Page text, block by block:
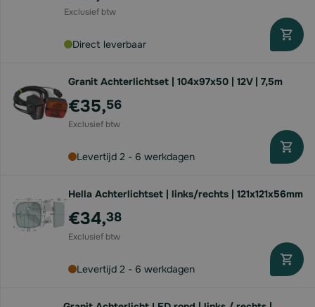
Direct leverbaar
Granit Achterlichtset | 104x97x50 | 12V | 7,5m
€35,56
Levertijd 2 - 6 werkdagen
Hella Achterlichtset | links/rechts | 121x121x56mm
€34,38
Levertijd 2 - 6 werkdagen